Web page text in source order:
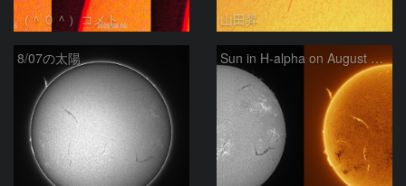
（＾０＾）コメト 山田昇
8/07の太陽 Sun in H-alpha on August 7, 2026